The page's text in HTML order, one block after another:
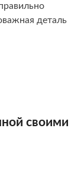
деталь
своими